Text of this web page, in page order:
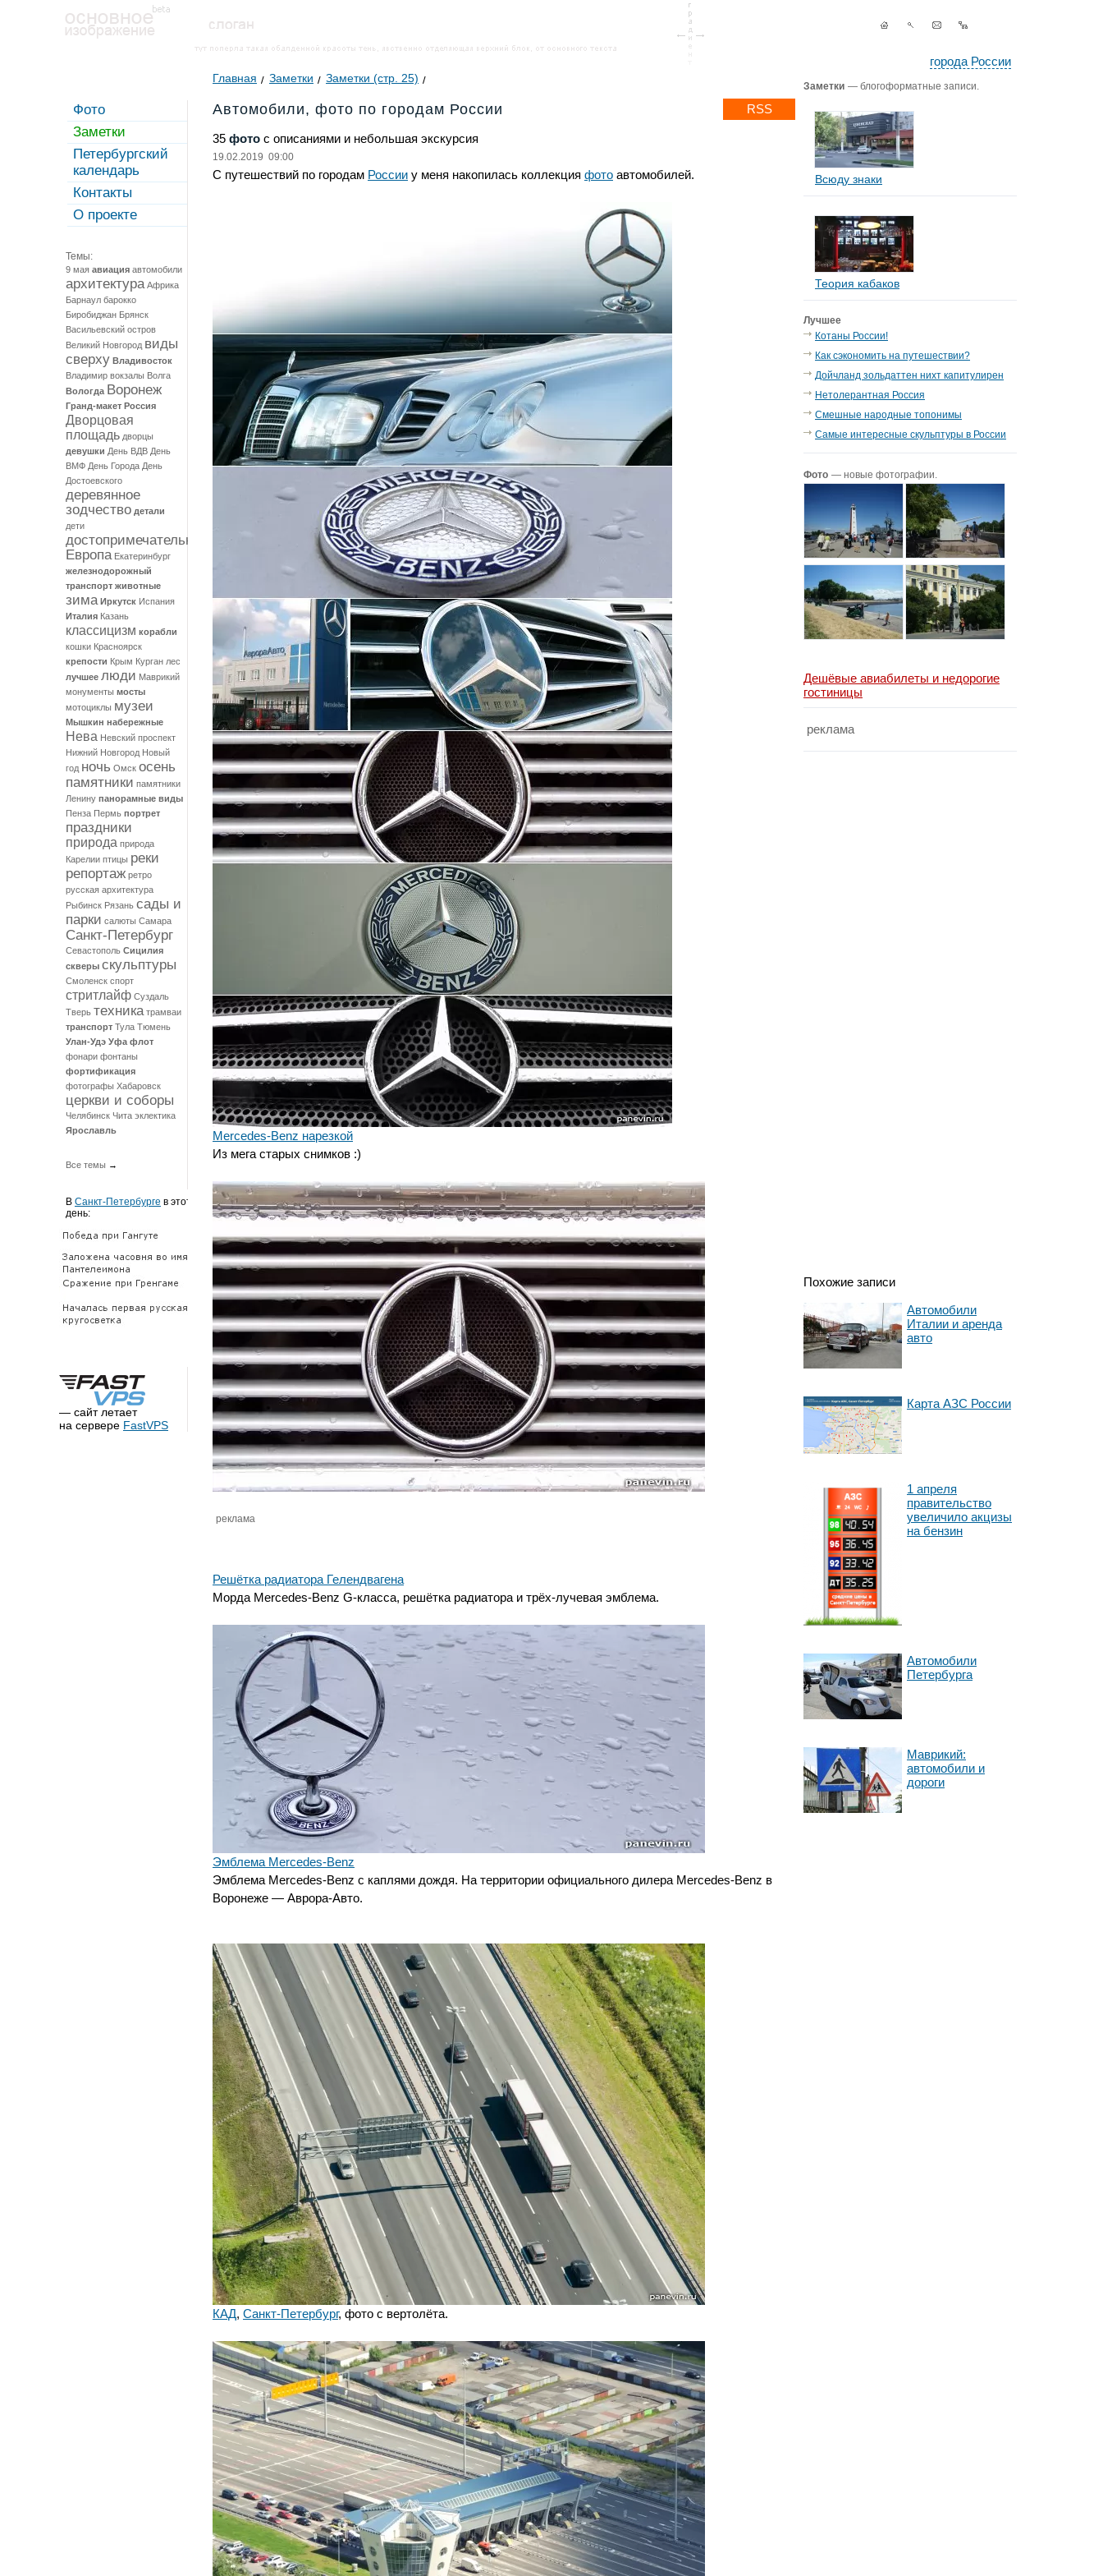
города России
Фото
Заметки
Петербургский
календарь
Контакты
О проекте
Темы:
9 мая авиация автомобили
архитектура Африка
Барнаул барокко
Биробиджан Брянск
Васильевский остров
Великий Новгород виды
сверху Владивосток
Владимир вокзалы Волга
Вологда Воронеж
Гранд-макет Россия
Дворцовая
площадь дворцы
девушки День ВДВ День
ВМФ День Города День
Достоевского
деревянное
зодчество детали
дети
достопримечательности
Европа Екатеринбург
железнодорожный
транспорт животные
зима Иркутск Испания
Италия Казань
классицизм корабли
кошки Красноярск
крепости Крым Курган лес
лучшее люди Маврикий
монументы мосты
мотоциклы музеи
Мышкин набережные
Нева Невский проспект
Нижний Новгород Новый
год ночь Омск осень
памятники памятники
Ленину панорамные виды
Пенза Пермь портрет
праздники
природа природа
Карелии птицы реки
репортаж ретро
русская архитектура
Рыбинск Рязань сады и
парки салюты Самара
Санкт-Петербург
Севастополь Сицилия
скверы скульптуры
Смоленск спорт
стритлайф Суздаль
Тверь техника трамваи
транспорт Тула Тюмень
Улан-Удэ Уфа флот
фонари фонтаны
фортификация
фотографы Хабаровск
церкви и соборы
Челябинск Чита эклектика
Ярославль
Все темы →
В Санкт-Петербурге в этот
день:
— сайт летает
на сервере FastVPS
Главная Заметки Заметки (стр. 25)
RSS
Автомобили, фото по городам России
35 фото с описаниями и небольшая экскурсия
19.02.2019 09:00
С путешествий по городам России у меня накопилась коллекция фото автомобилей.
Mercedes-Benz нарезкой
Из мега старых снимков :)
реклама
Решётка радиатора Гелендвагена
Морда Mercedes-Benz G-класса, решётка радиатора и трёх-лучевая эмблема.
Эмблема Mercedes-Benz
Эмблема Mercedes-Benz с каплями дождя. На территории официального дилера Mercedes-Benz в
Воронеже — Аврора-Авто.
КАД, Санкт-Петербург, фото с вертолёта.
Заметки — блогоформатные записи.
Всюду знаки
Теория кабаков
Лучшее
Котаны России!
Как сэкономить на путешествии?
Дойчланд зольдаттен нихт капитулирен
Нетолерантная Россия
Смешные народные топонимы
Самые интересные скульптуры в России
Фото — новые фотографии.
Дешёвые авиабилеты и недорогие
гостиницы
реклама
Похожие записи
Автомобили
Италии и аренда
авто
Карта АЗС России
1 апреля
правительство
увеличило акцизы
на бензин
Автомобили
Петербурга
Маврикий:
автомобили и
дороги